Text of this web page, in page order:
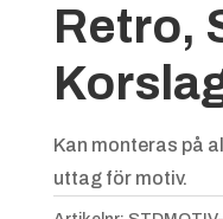
Retro,
Kan monteras på
uttag för motiv.